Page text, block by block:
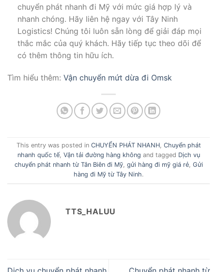
chuyển phát nhanh đi Mỹ với mức giá hợp lý và
nhanh chóng. Hãy liên hệ ngay với Tây Ninh
Logistics! Chúng tôi luôn sẵn lòng để giải đáp mọi
thắc mắc của quý khách. Hãy tiếp tục theo dõi để
có thêm thông tin hữu ích.
Tìm hiểu thêm: Vận chuyển mứt dừa đi Omsk
This entry was posted in CHUYỂN PHÁT NHANH, Chuyển phát
nhanh quốc tế, Vận tải đường hàng không and tagged Dịch vụ
chuyển phát nhanh từ Tân Biên đi Mỹ, gửi hàng đi mỹ giá rẻ, Gửi
hàng đi Mỹ từ Tây Ninh.
TTS_HALUU